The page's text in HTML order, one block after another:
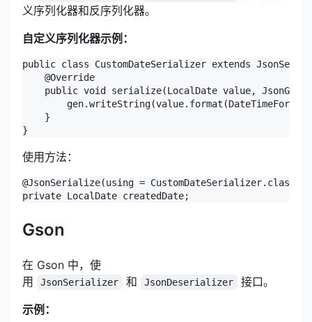
义序列化器和反序列化器。
自定义序列化器示例：
public class CustomDateSerializer extends
    @Override
public void serialize(LocalDate value,
    }
}
使用方法：
@JsonSerialize(using = CustomDateSerializer.class)
private LocalDate createdDate;
Gson
在 Gson 中，使
用
JsonSerializer 和 JsonDeserializer
接口。
示例：